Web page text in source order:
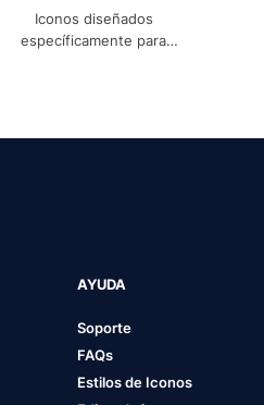
Iconos diseñados
específicamente para
AYUDA
Soporte
FAQs
Estilos de Iconos